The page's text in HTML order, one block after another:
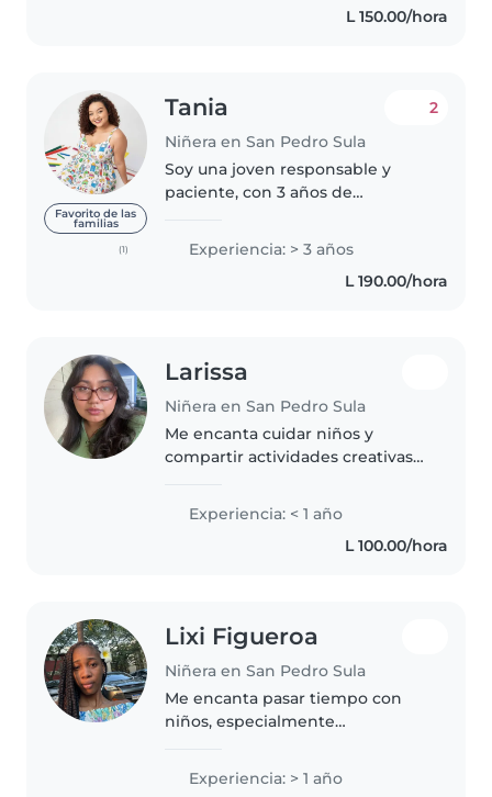
Además, tengo certificación..L 150.00/hora
Favorito de las
familias
(1)
Tania
Niñera en San Pedro Sula
2
Soy una joven responsable y
paciente, con 3 años de
niños de todas las edades,
incluyendo bebés, preescolares,
escolares y adolescentes. Tengo
Experiencia: > 3 años
L 190.00/hora
Larissa
Niñera en San Pedro Sula
Me encanta cuidar niños y
compartir actividades creativas
Bilingüe en español e inglés,
puedo ayudar con tareas
escolares y me llevo bien con
Experiencia: < 1 año
L 100.00/hora
Lixi Figueroa
Niñera en San Pedro Sula
Me encanta pasar tiempo con
niños, especialmente
educación física y tengo
experiencia cuidando bebés,
Experiencia: > 1 año